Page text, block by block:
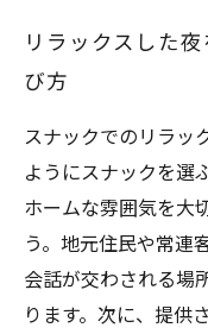
リラックスした
び方
スナックでのリラッ
ようにスナックを選
ホームな雰囲気を大
う。地元住民や常連
会話が交わされる場
ります。次に、提供